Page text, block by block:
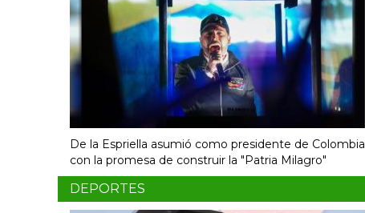
De la Espriella asumió como presidente de Colombia
con la promesa de construir la "Patria Milagro"
DEPORTES